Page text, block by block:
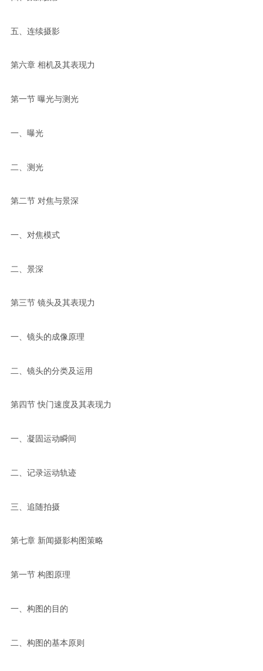
五、连续摄影
第六章 相机及其表现力
第一节 曝光与测光
一、曝光
二、测光
第二节 对焦与景深
一、对焦模式
二、景深
第三节 镜头及其表现力
一、镜头的成像原理
二、镜头的分类及运用
第四节 快门速度及其表现力
一、凝固运动瞬间
二、记录运动轨迹
三、追随拍摄
第七章 新闻摄影构图策略
第一节 构图原理
一、构图的目的
二、构图的基本原则